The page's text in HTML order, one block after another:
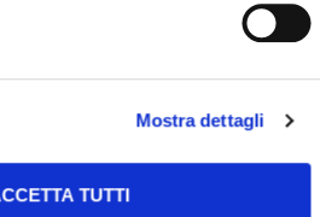
Mostra dettagli
TUTTI
Media:0]